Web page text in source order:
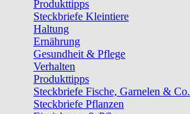
Produkttipps
Steckbriefe Kleintiere
Haltung
Ernährung
Gesundheit & Pflege
Verhalten
Produkttipps
Steckbriefe Fische, Garnelen & Co.
Steckbriefe Pflanzen